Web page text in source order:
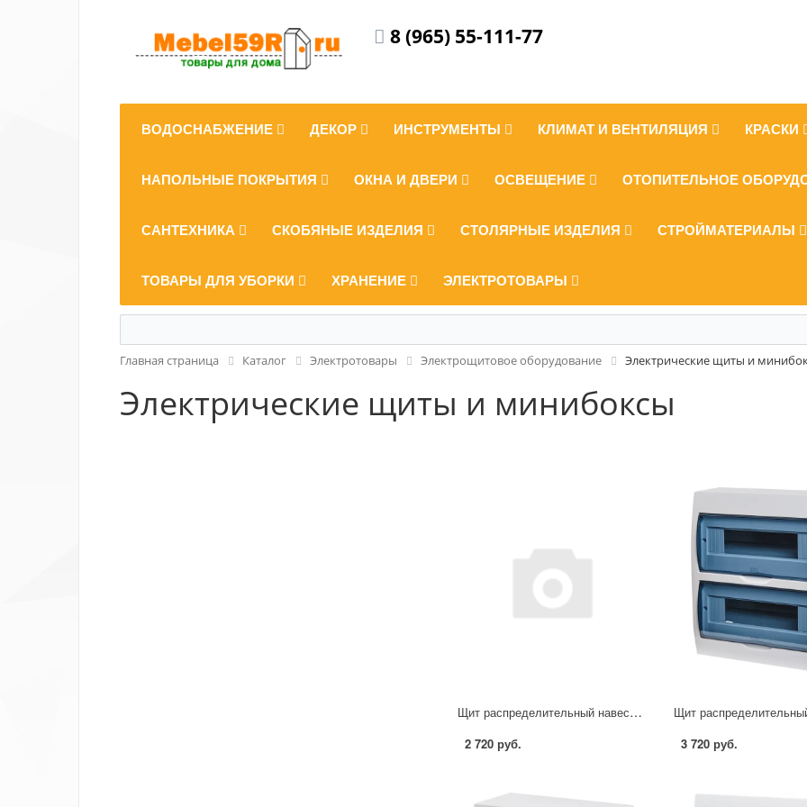
8 (965) 55-111-77
ВОДОСНАБЖЕНИЕ ДЕКОР ИНСТРУМЕНТЫ КЛИМАТ И ВЕНТИЛЯЦИЯ КРАСКИ
НАПОЛЬНЫЕ ПОКРЫТИЯ ОКНА И ДВЕРИ ОСВЕЩЕНИЕ ОТОПИТЕЛЬНОЕ
САНТЕХНИКА СКОБЯНЫЕ ИЗДЕЛИЯ СТОЛЯРНЫЕ ИЗДЕЛИЯ СТРОЙМАТЕРИАЛЫ
ТОВАРЫ ДЛЯ УБОРКИ ХРАНЕНИЕ ЭЛЕКТРОТОВАРЫ
Главная страница Каталог Электротовары Электрощитовое оборудование Электрические щиты и
Электрические щиты и минибоксы
Щит распределительный навесной IEK Home ЩРН-П-18 18 модулей IP41 пластик
2 720 руб. 3 720 руб.